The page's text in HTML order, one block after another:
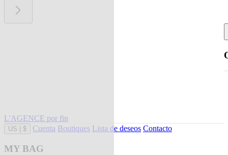
L'AGENCE por fin
US $ Cuenta Boutiques Lista de deseos Contacto
MY BAG